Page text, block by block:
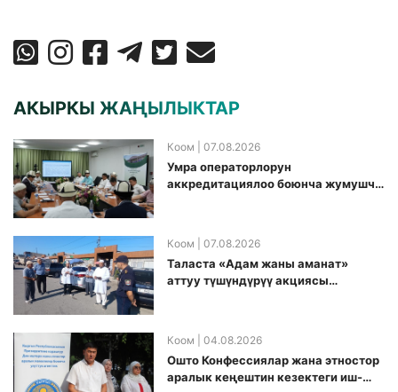
АКЫРКЫ ЖАҢЫЛЫКТАР
Коом | 07.08.2026
Умра операторлорун
аккредитациялоо боюнча жумушчу
Коом | 07.08.2026
Таласта «Адам жаны аманат»
аттуу түшүндүрүү акциясы
Коом | 04.08.2026
Ошто Конфессиялар жана этностор
аралык кеңештин кезектеги иш-